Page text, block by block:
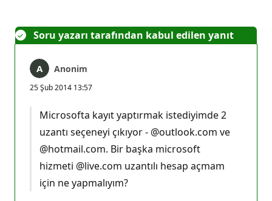
Soru yazarı tarafından kabul edilen yanıt
Anonim
25 Şub 2014 13:57
Microsofta kayıt yaptırmak istediyimde 2
uzantı seçeneyi çıkıyor - @outlook.com ve
@hotmail.com. Bir başka microsoft
hizmeti @live.com uzantılı hesap açmam
için ne yapmalıyım?